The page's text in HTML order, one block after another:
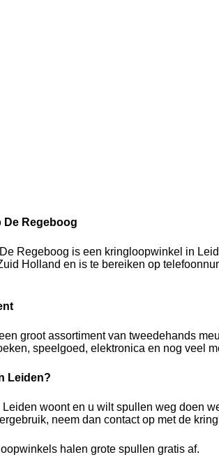
De Regeboog
Regeboog is een kringloopwinkel in
Holland en is te bereiken op
groot assortiment van tweedehands
speelgoed, elektronica en nog veel
Leiden?
Leiden woont en u wilt spullen weg doen
neem dan contact op met de
halen grote spullen gratis af.